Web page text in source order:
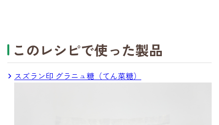
このレシピで使った製品
スズラン印 グラニュ糖（てん菜糖）